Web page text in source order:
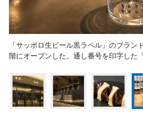
「サッポロ生ビール黒ラベル」のブラ
階にオープンした。通し番号を印字した